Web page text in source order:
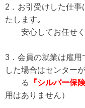
2．お引受けした仕
たします｡
安心してお任せく
3．会員の就業は雇用
した場合はセンター
る
『シルバー保険
用はありません）